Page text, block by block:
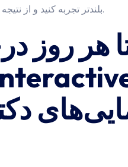
بلندتر تجربه کنید و از نتیجه نهایی بهبود لذت ببرید.
هر روز